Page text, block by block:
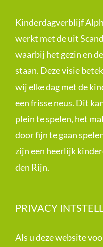
Kinderdagverblijf
werkt met de uit
waarbij het gezin en
staan. Deze visie
wij elke dag met de
een frisse neus. Dit
plein te spelen, het
door fijn te gaan
zijn een heerlijk
den Rijn.
PRIVACY
Als u deze website